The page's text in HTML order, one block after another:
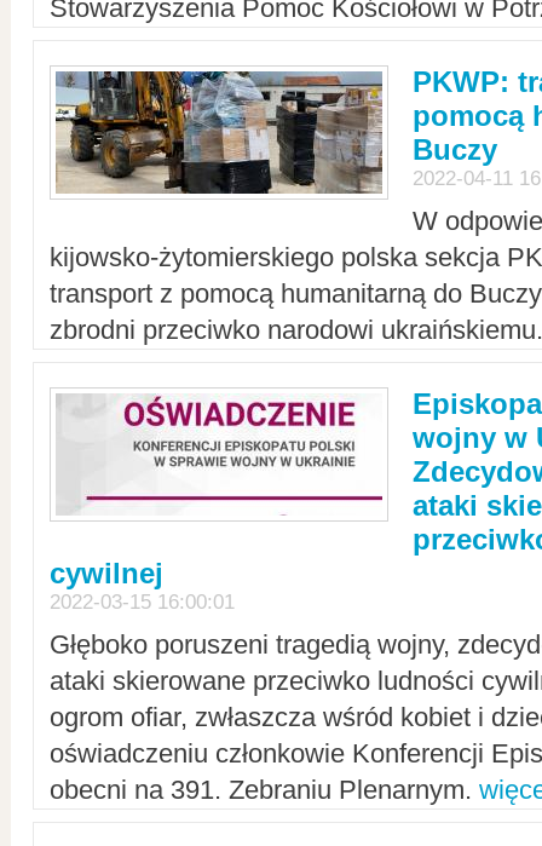
Stowarzyszenia Pomoc Kościołowi w
PKWP:
pomocą
Buczy
2022-04-11
W
kijowsko-żytomierskiego polska sekcja
transport z pomocą humanitarną do
zbrodni przeciwko narodowi
wojny w
ataki
cywilnej
2022-03-15 16:00:01
Głęboko poruszeni tragedią wojny,
ataki skierowane przeciwko ludności
ogrom ofiar, zwłaszcza wśród kobiet i
oświadczeniu członkowie Konferencji
obecni na 391. Zebraniu Plenarnym.